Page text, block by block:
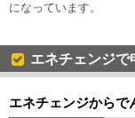
になっています。
エネチェンジで
エネチェンジからで